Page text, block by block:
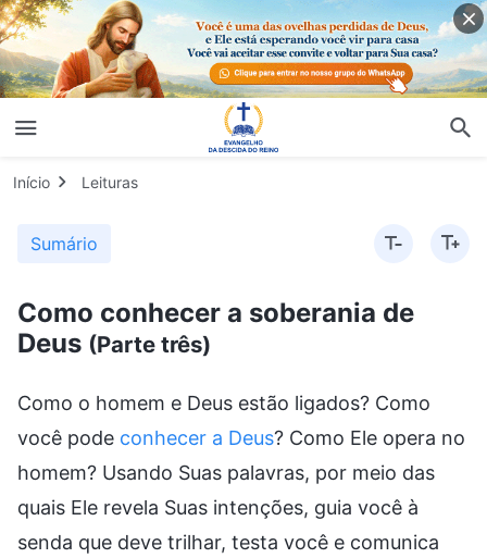
Início Leituras
Sumário
Como conhecer a soberania de
Deus (Parte três)
Como o homem e Deus estão ligados? Como
você pode conhecer a Deus? Como Ele opera no
homem? Usando Suas palavras, por meio das
quais Ele revela Suas intenções, guia você à
senda que deve trilhar, testa você e comunica